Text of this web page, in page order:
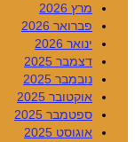
מרץ 2026
פברואר 2026
ינואר 2026
דצמבר 2025
נובמבר 2025
אוקטובר 2025
ספטמבר 2025
אוגוסט 2025